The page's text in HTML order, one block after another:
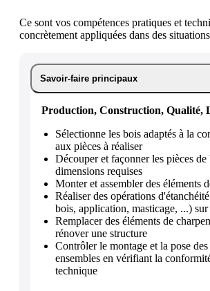
Ce sont vos compétences pratiques et
concrètement appliquées dans des
Savoir-faire principaux
Production, Construction, Qualité,
Sélectionne les bois adaptés à la
aux pièces à réaliser
Découper et façonner les pièces de
dimensions requises
Monter et assembler des éléments
Réaliser des opérations
bois, application, masticage, ...) sur
Remplacer des éléments de
rénover une structure
Contrôler le montage et la pose
ensembles en vérifiant la
technique